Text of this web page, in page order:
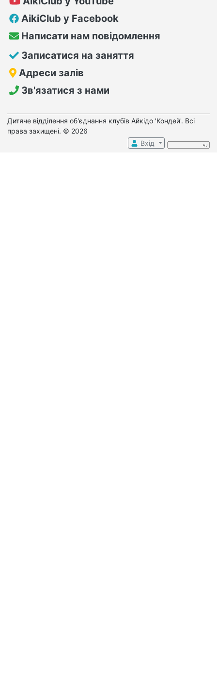
AikiClub у Facebook
Написати нам повідомлення
Записатися на заняття
Адреси залів
Зв'язатися з нами
Дитяче відділення об'єднання клубів Айкідо 'Кондей'. Всі
права захищені. © 2026
Вхід